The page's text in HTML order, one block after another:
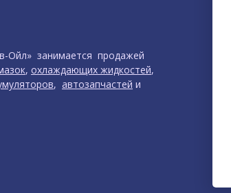
Ойл» занимается продажей
, охлаждающих жидкостей,
, автозапчастей и